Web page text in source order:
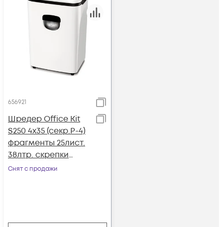
656921
Шредер Office Kit
S250 4x35 (секр.P-4)
фрагменты 25лист.
38лтр. скрепки
скобы пл.карты CD
Снят с продажи